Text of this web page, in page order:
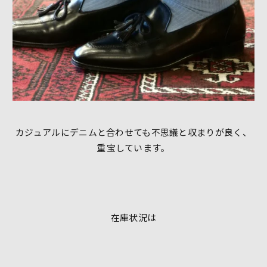
カジュアルにデニムと合わせても不思議と収まりが良く、
重宝しています。
在庫状況は